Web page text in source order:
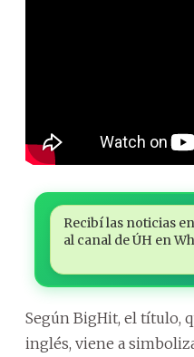
Recibí las noticias
al canal de ÚH en
Según BigHit, el título,
inglés, viene a